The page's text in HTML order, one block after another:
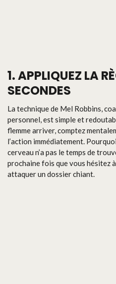
1. APPLIQUEZ LA
SECONDES
La technique de Mel Robbins,
personnel, est simple et
flemme arriver, comptez
l’action immédiatement.
cerveau n’a pas le temps de
prochaine fois que vous hésitez
attaquer un dossier chiant.